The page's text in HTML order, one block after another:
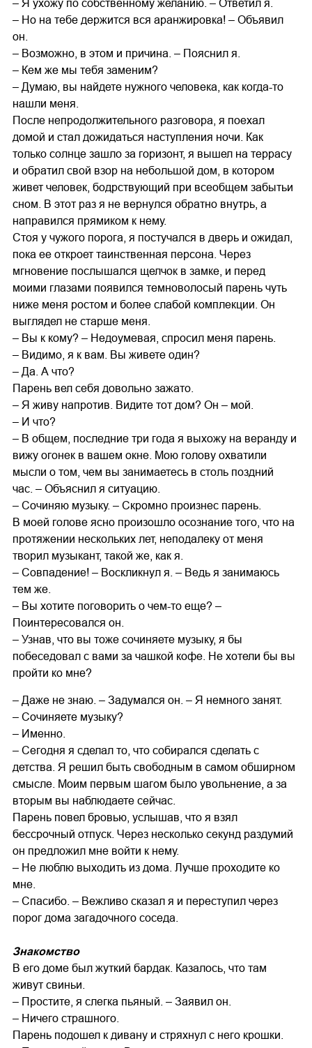
– Я ухожу по собственному желанию. – Ответил я.
– Но на тебе держится вся аранжировка! – Объявил
он.
– Возможно, в этом и причина. – Пояснил я.
– Кем же мы тебя заменим?
– Думаю, вы найдете нужного человека, как когда-то
нашли меня.
После непродолжительного разговора, я поехал
домой и стал дожидаться наступления ночи. Как
только солнце зашло за горизонт, я вышел на террасу
и обратил свой взор на небольшой дом, в котором
живет человек, бодрствующий при всеобщем забытьи
сном. В этот раз я не вернулся обратно внутрь, а
направился прямиком к нему.
Стоя у чужого порога, я постучался в дверь и ожидал,
пока ее откроет таинственная персона. Через
мгновение послышался щелчок в замке, и перед
моими глазами появился темноволосый парень чуть
ниже меня ростом и более слабой комплекции. Он
выглядел не старше меня.
– Вы к кому? – Недоумевая, спросил меня парень.
– Видимо, я к вам. Вы живете один?
– Да. А что?
Парень вел себя довольно зажато.
– Я живу напротив. Видите тот дом? Он – мой.
– И что?
– В общем, последние три года я выхожу на веранду и
вижу огонек в вашем окне. Мою голову охватили
мысли о том, чем вы занимаетесь в столь поздний
час. – Объяснил я ситуацию.
– Сочиняю музыку. – Скромно произнес парень.
В моей голове ясно произошло осознание того, что на
протяжении нескольких лет, неподалеку от меня
творил музыкант, такой же, как я.
– Совпадение! – Воскликнул я. – Ведь я занимаюсь
тем же.
– Вы хотите поговорить о чем-то еще? –
Поинтересовался он.
– Узнав, что вы тоже сочиняете музыку, я бы
побеседовал с вами за чашкой кофе. Не хотели бы вы
пройти ко мне?
– Даже не знаю. – Задумался он. – Я немного занят.
– Сочиняете музыку?
– Именно.
– Сегодня я сделал то, что собирался сделать с
детства. Я решил быть свободным в самом обширном
смысле. Моим первым шагом было увольнение, а за
вторым вы наблюдаете сейчас.
Парень повел бровью, услышав, что я взял
бессрочный отпуск. Через несколько секунд раздумий
он предложил мне войти к нему.
– Не люблю выходить из дома. Лучше проходите ко
мне.
– Спасибо. – Вежливо сказал я и переступил через
порог дома загадочного соседа.
Знакомство
В его доме был жуткий бардак. Казалось, что там
живут свиньи.
– Простите, я слегка пьяный. – Заявил он.
– Ничего страшного.
Парень подошел к дивану и стряхнул с него крошки.